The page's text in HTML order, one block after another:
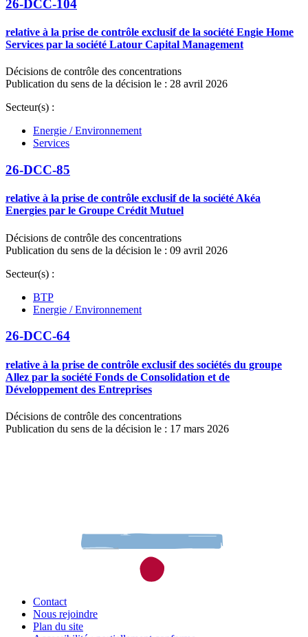
26-DCC-104
relative à la prise de contrôle exclusif de la société Engie Home
Services par la société Latour Capital Management
Décisions de contrôle des concentrations
Publication du sens de la décision le : 28 avril 2026
Secteur(s) :
Energie / Environnement
Services
26-DCC-85
relative à la prise de contrôle exclusif de la société Akéa
Energies par le Groupe Crédit Mutuel
Décisions de contrôle des concentrations
Publication du sens de la décision le : 09 avril 2026
Secteur(s) :
BTP
Energie / Environnement
26-DCC-64
relative à la prise de contrôle exclusif des sociétés du groupe
Allez par la société Fonds de Consolidation et de
Développement des Entreprises
Décisions de contrôle des concentrations
Publication du sens de la décision le : 17 mars 2026
Contact
Nous rejoindre
Plan du site